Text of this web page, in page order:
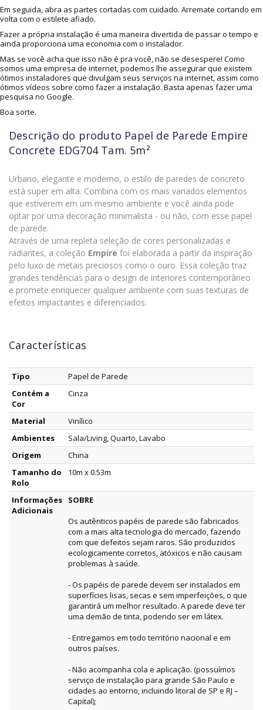
Em seguida, abra as partes cortadas com cuidado. Arremate cortando em
volta com o estilete afiado.
Fazer a própria instalação é uma maneira divertida de passar o tempo e
ainda proporciona uma economia com o instalador.
Mas se você acha que isso não é pra você, não se desespere! Como
somos uma empresa de internet, podemos lhe assegurar que existem
ótimos instaladores que divulgam seus serviços na internet, assim como
ótimos vídeos sobre como fazer a instalação. Basta apenas fazer uma
pesquisa no Google.
Boa sorte.
Descrição do produto Papel de Parede Empire
Concrete EDG704 Tam. 5m²
Urbano, elegante e moderno, o estilo de paredes de concreto
está super em alta. Combina com os mais variados elementos
que estiverem em um mesmo ambiente e você ainda pode
optar por uma decoração minimalista - ou não, com esse papel
de parede.
Através de uma repleta seleção de cores personalizadas e
radiantes, a coleção Empire foi elaborada a partir da inspiração
pelo luxo de metais preciosos como o ouro. Essa coleção traz
grandes tendências para o design de interiores contemporâneo
e promete enriquecer qualquer ambiente com suas texturas de
efeitos impactantes e diferenciados.
Características
Tipo
Papel de Parede
Contém a
Cor
Cinza
Material
Vinílico
Ambientes
Sala/Living, Quarto, Lavabo
Origem
China
Tamanho do
Rolo
10m x 0.53m
Informações
Adicionais
SOBRE
Os autênticos papéis de parede são fabricados
com a mais alta tecnologia do mercado, fazendo
com que defeitos sejam raros. São produzidos
ecologicamente corretos, atóxicos e não causam
problemas à saúde.
- Os papéis de parede devem ser instalados em
superfícies lisas, secas e sem imperfeições, o que
garantirá um melhor resultado. A parede deve ter
uma demão de tinta, podendo ser em látex.
- Entregamos em todo território nacional e em
outros países.
- Não acompanha cola e aplicação. (possuímos
serviço de instalação para grande São Paulo e
cidades ao entorno, incluindo litoral de SP e RJ –
Capital);